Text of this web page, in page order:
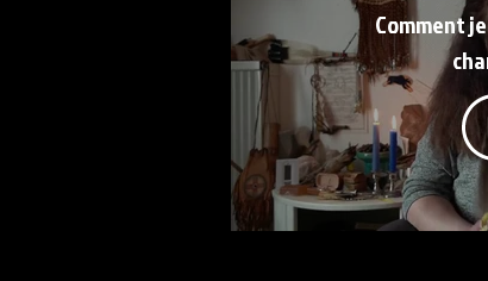
Comment